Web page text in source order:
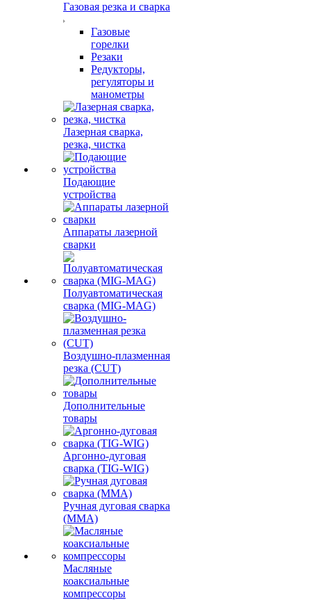
Газовая резка и сварка
Газовые
горелки
Резаки
Редукторы,
регуляторы и
манометры
Лазерная сварка,
резка, чистка
Подающие
устройства
Аппараты лазерной
сварки
Полуавтоматическая
сварка (MIG-MAG)
Воздушно-плазменная
резка (CUT)
Дополнительные
товары
Аргонно-дуговая
сварка (TIG-WIG)
Ручная дуговая сварка
(MMA)
Масляные
коаксиальные
компрессоры